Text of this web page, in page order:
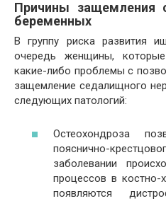
Причины защемления
беременных
В группу риска развития
очередь женщины,
какие-либо проблемы с
защемление седалищного
следующих патологий:
Остеохондроза
пояснично-
заболевании
процессов в костно-
появляются